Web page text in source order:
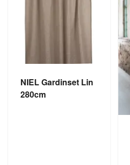
NIEL Gardinset Lin
280cm